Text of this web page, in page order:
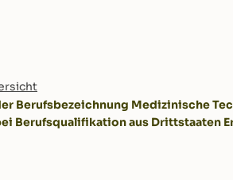
Berufsbezeichnung Medizinische
Berufsqualifikation aus Drittstaaten